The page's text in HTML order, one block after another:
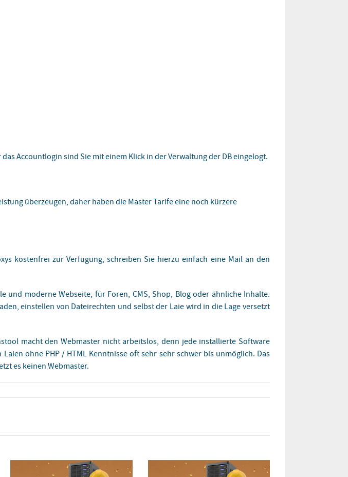
Accountlogin sind Sie mit einem Klick in der Verwaltung der DB eingelogt.
überzeugen, daher haben die Master Tarife eine noch kürzere
kostenfrei zur Verfügung, schreiben Sie hierzu einfach eine Mail an den
und moderne Webseite, für Foren, CMS, Shop, Blog oder ähnliche Inhalte.
einstellen von Dateirechten und selbst der Laie wird in die Lage versetzt
macht den Webmaster nicht arbeitslos, denn jede installierte Software
ohne PHP / HTML Kenntnisse oft sehr sehr schwer bis unmöglich. Das
es keinen Webmaster.